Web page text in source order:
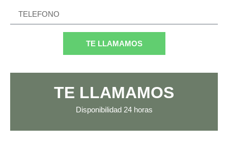
TE LLAMAMOS
TE LLAMAMOS
Disponibilidad 24 horas